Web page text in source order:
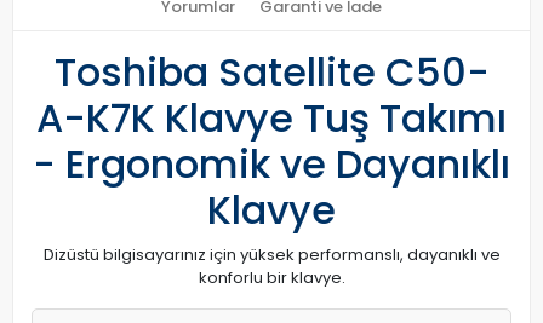
Yorumlar Garanti ve İade
Toshiba Satellite C50-
A-K7K Klavye Tuş Takımı
- Ergonomik ve Dayanıklı
Klavye
Dizüstü bilgisayarınız için yüksek performanslı, dayanıklı ve
konforlu bir klavye.